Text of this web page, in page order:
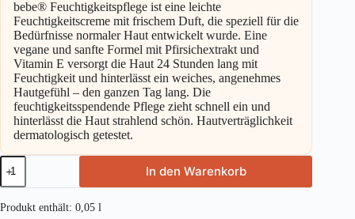
bebe® Feuchtigkeitspflege ist eine leichte
Feuchtigkeitscreme mit frischem Duft, die speziell für die
Bedürfnisse normaler Haut entwickelt wurde. Eine
vegane und sanfte Formel mit Pfirsichextrakt und
Vitamin E versorgt die Haut 24 Stunden lang mit
Feuchtigkeit und hinterlässt ein weiches, angenehmes
Hautgefühl – den ganzen Tag lang. Die
feuchtigkeitsspendende Pflege zieht schnell ein und
hinterlässt die Haut strahlend schön. Hautverträglichkeit
dermatologisch getestet.
bebe
Feuchtigkeitspflege
50ml
Menge
In den Warenkorb
Produkt enthält: 0,05 l